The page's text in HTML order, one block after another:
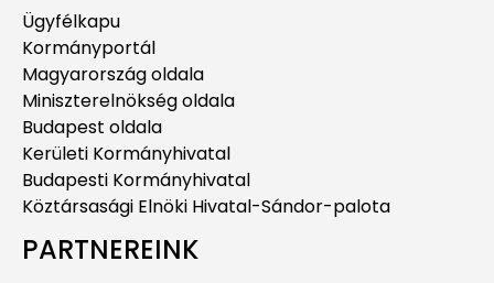
Ügyfélkapu
Kormányportál
Magyarország oldala
Miniszterelnökség oldala
Budapest oldala
Kerületi Kormányhivatal
Budapesti Kormányhivatal
Köztársasági Elnöki Hivatal-Sándor-palota
PARTNEREINK